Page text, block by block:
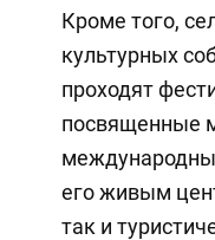
Кроме того,
культурных
проходят
посвященные
его живым
так и